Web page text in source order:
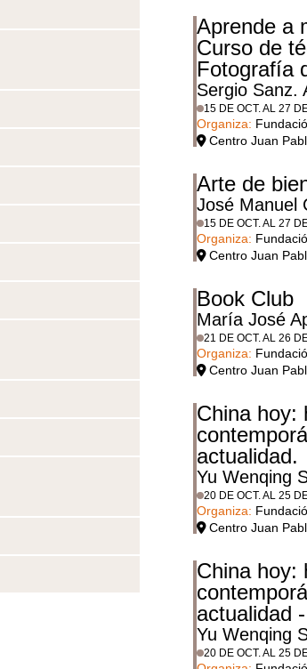
Aprende a
Curso de
Fotografía
Sergio Sanz.
15 DE OCT. AL 27
Organiza:
Centro Juan
Arte de
José Manuel
15 DE OCT. AL 27
Organiza:
Centro Juan
Book Club
María José
21 DE OCT. AL 26
Organiza:
Centro Juan
China hoy:
actualidad.
Yu Wenqing
20 DE OCT. AL 25
Organiza:
Centro Juan
China hoy:
actualidad
Yu Wenqing
20 DE OCT. AL 25